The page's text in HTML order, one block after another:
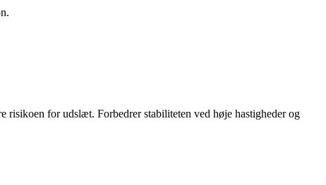
risikoen for udslæt. Forbedrer stabiliteten ved høje hastigheder og